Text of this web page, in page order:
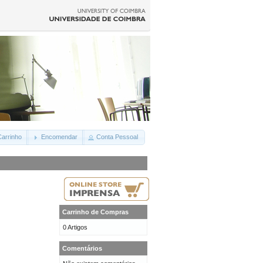
Encomendar Conta Pessoal
Carrinho de Compras
0 Artigos
Comentários